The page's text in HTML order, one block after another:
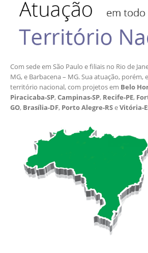
Com sede em São Paulo e filiais no Rio de
MG, e Barbacena – MG. Sua atuação,
território nacional, com projetos em Belo
Piracicaba-SP,Campinas-SP, Recife-PE,
GO, Brasília-DF, Porto Alegre-RSeVitória-